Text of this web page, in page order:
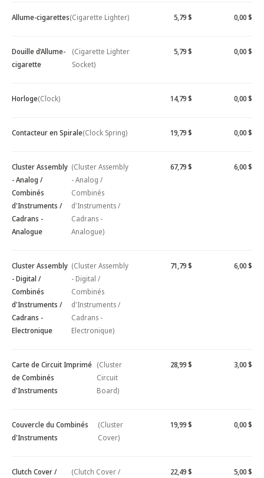
Allume-cigarettes(Cigarette Lighter) 5,79 $ 0,00 $
Douille d’Allume-
cigarette
(Cigarette Lighter
Socket)
5,79 $ 0,00 $
Horloge(Clock) 14,79 $ 0,00 $
Contacteur en Spirale(Clock Spring) 19,79 $ 0,00 $
Cluster Assembly
- Analog /
Combinés
d'Instruments /
Cadrans -
Analogue
(Cluster Assembly
- Analog /
Combinés
d'Instruments /
Cadrans -
Analogue)
67,79 $ 6,00 $
Cluster Assembly
- Digital /
Combinés
d'Instruments /
Cadrans -
Electronique
(Cluster Assembly
- Digital /
Combinés
d'Instruments /
Cadrans -
Electronique)
71,79 $ 6,00 $
Carte de Circuit Imprimé
de Combinés
d'Instruments
(Cluster
Circuit
Board)
28,99 $ 3,00 $
Couvercle du Combinés
d'Instruments
(Cluster
Cover)
19,99 $ 0,00 $
Clutch Cover /
(Clutch Cover /
22,49 $ 5,00 $